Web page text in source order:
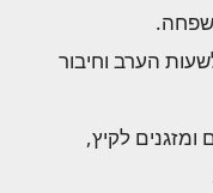
הערב וחיבור
ומזגנים לקיץ,